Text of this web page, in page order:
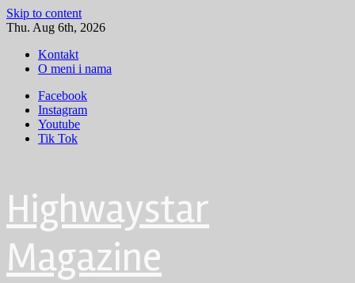
Skip to content
Thu. Aug 6th, 2026
Kontakt
O meni i nama
Facebook
Instagram
Youtube
Tik Tok
Highwaystar
Magazine